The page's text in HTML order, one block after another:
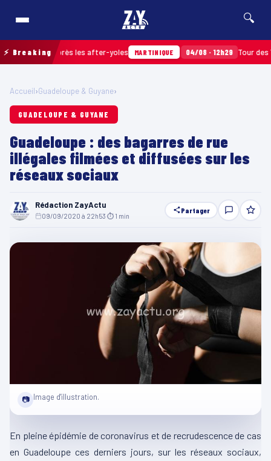
🔍
⚡ Breakingaprès les after-yoles MARTINIQUE 04/08 · 12h29 Tour des
Accueil›Guadeloupe & Guyane›
GUADELOUPE & GUYANE
Guadeloupe : des bagarres de rue
illégales filmées et diffusées sur les
réseaux sociaux
Rédaction ZayActu
09/09/2020 à 22h53 ⏱ 1 min
Partager
📷 Image d'illustration.
En pleine épidémie de coronavirus et de recrudescence de cas
en Guadeloupe ces derniers jours, sur les réseaux sociaux,